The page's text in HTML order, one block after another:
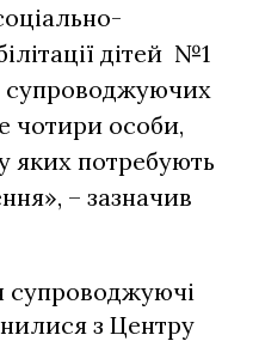
дітей №1
супроводжуючих
чотири особи,
яких потребують
– зазначив
супроводжуючі
з Центру